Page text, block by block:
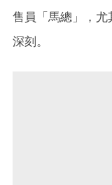
售員「馬總」，尤
深刻。